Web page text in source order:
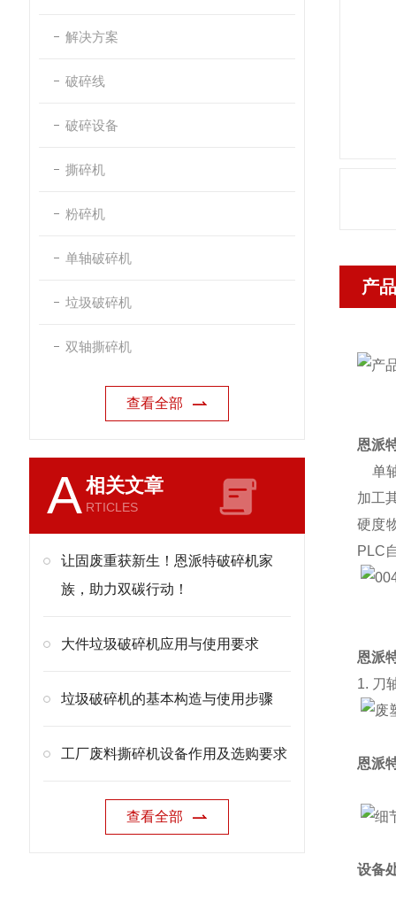
解决方案
破碎线
破碎设备
撕碎机
粉碎机
单轴破碎机
垃圾破碎机
双轴撕碎机
查看全部
A相关文章
RTICLES
让固废重获新生！恩派特破碎机家
族，助力双碳行动！
大件垃圾破碎机应用与使用要求
垃圾破碎机的基本构造与使用步骤
工厂废料撕碎机设备作用及选购要求
查看全部
产
恩派
单
加工
硬度
PLC
恩派
1. 刀
恩派
设备